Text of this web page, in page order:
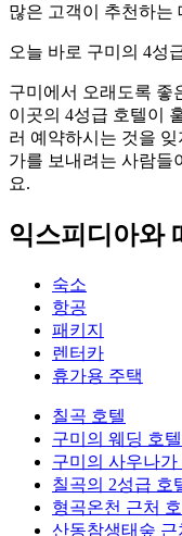
많은 고객이 추천하는
오늘 바로 구미의 4성
구미에서 오래도록 좋
이곳의 4성급 호텔이
러 예약하시는 것을
가를 보내려는 사람들
요.
익스피디아와
숙소
항공
패키지
렌터카
휴가용 주택
칠곡 호텔
구미의 웨딩 호텔
구미의 사우나가
칠곡의 2성급 호
형곡온천 근처
산동참생태숲 근